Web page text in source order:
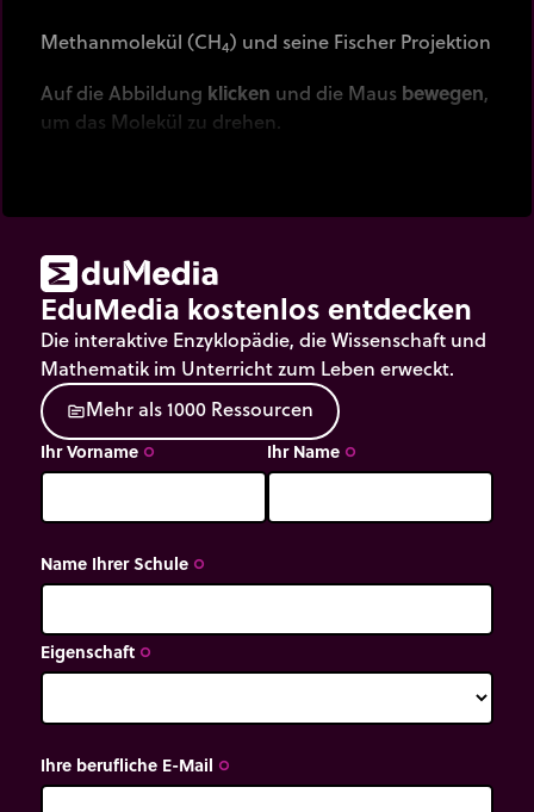
Methanmolekül (CH4) und seine Fischer Projektion
Auf die Abbildung klicken und die Maus bewegen,
um das Molekül zu drehen.
EduMedia kostenlos entdecken
Die interaktive Enzyklopädie, die Wissenschaft und
Mathematik im Unterricht zum Leben erweckt.
sourceMehrals1000 Ressourcen
Ihr Vorname trip_origin Ihr Name trip_origin
Name Ihrer Schule trip_origin
Eigenschaft trip_origin
Ihre berufliche E-Mail trip_origin